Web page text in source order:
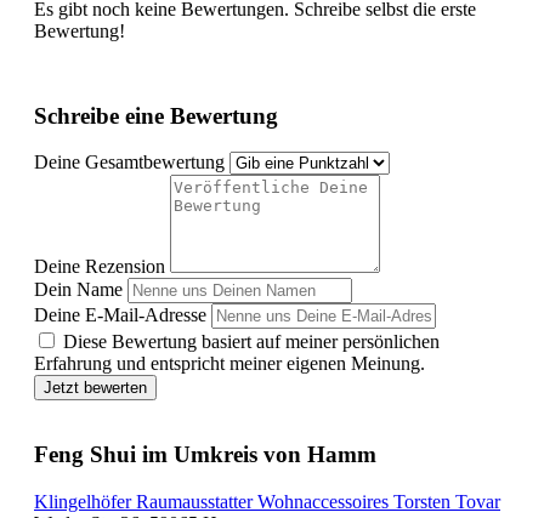
Es gibt noch keine Bewertungen. Schreibe selbst die erste
Bewertung!
Schreibe eine Bewertung
Deine Gesamtbewertung
Deine Rezension
Dein Name
Deine E-Mail-Adresse
Diese Bewertung basiert auf meiner persönlichen
Erfahrung und entspricht meiner eigenen Meinung.
Jetzt bewerten
Feng Shui im Umkreis von Hamm
Klingelhöfer Raumausstatter Wohnaccessoires Torsten Tovar